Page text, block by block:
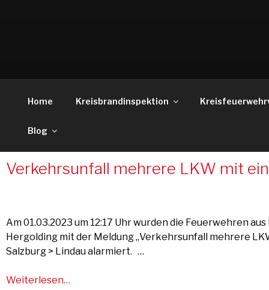
Home Kreisbrandinspektion
Blog
Verkehrsunfall mehrere LKW mit
Am 01.03.2023 um 12:17 Uhr wurden die Feuerwehren
Hergolding mit der Meldung „Verkehrsunfall mehrere
Salzburg > Lindau alarmiert. …
Weiterlesen…